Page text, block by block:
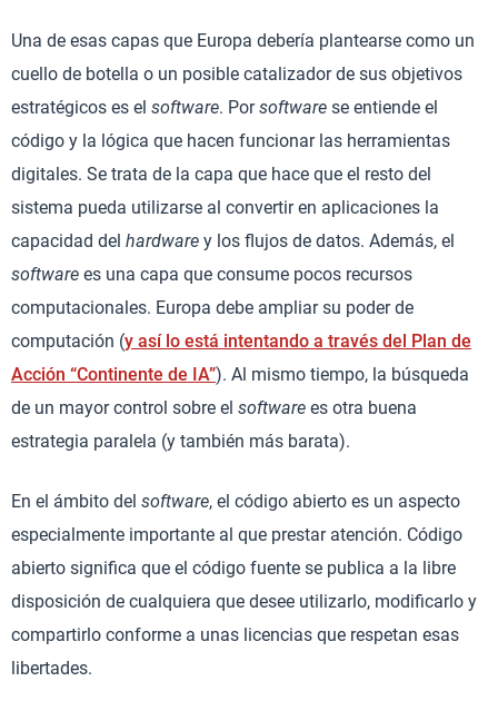
Una de esas capas que Europa debería plantearse como un
cuello de botella o un posible catalizador de sus objetivos
estratégicos es el software. Porsoftware se entiende el
código y la lógica que hacen funcionar las herramientas
digitales. Se trata de la capa que hace que el resto del
sistema pueda utilizarse al convertir en aplicaciones la
capacidad del hardware y los flujos de datos. Además, el
software es una capa que consume pocos recursos
computacionales. Europa debe ampliar su poder de
computación (y así lo está intentando a través del Plan de
Acción “Continente de IA”). Al mismo tiempo, la búsqueda
de un mayor control sobre el software es otra buena
estrategia paralela (y también más barata).
En el ámbito del software, el código abierto es un aspecto
especialmente importante al que prestar atención. Código
abierto significa que el código fuente se publica a la libre
disposición de cualquiera que desee utilizarlo, modificarlo y
compartirlo conforme a unas licencias que respetan esas
libertades.